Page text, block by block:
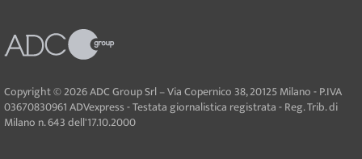
Copyright © 2026 ADC Group Srl – Via Copernico 38, 20125 Milano - P.IVA
03670830961 ADVexpress - Testata giornalistica registrata - Reg. Trib. di
Milano n. 643 dell'17.10.2000